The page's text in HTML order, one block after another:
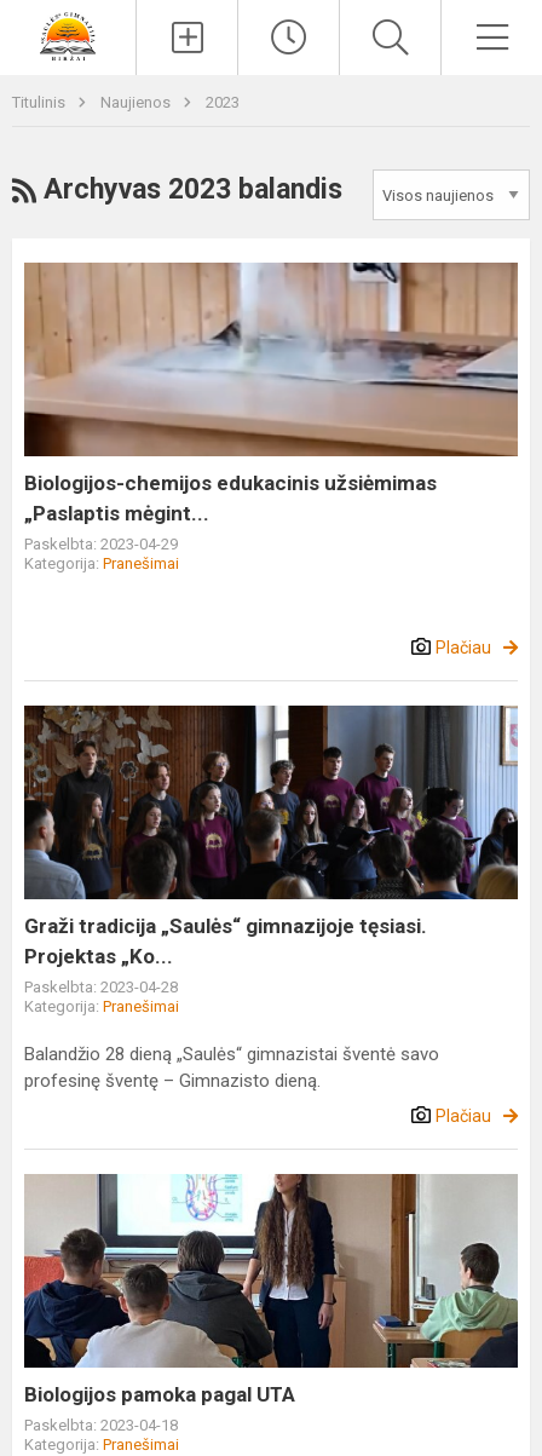
Titulinis Naujienos 2023
RSS
Archyvas 2023 balandis
chemijos
edukacinis
užsiėmimas
mėgint...
Biologijos-chemijos edukacinis užsiėmimas
„Paslaptis mėgint...
Paskelbta: 2023-04-29
Kategorija: Pranešimai
Plačiau
Graži
tradicija
„Saulės“
gimnazijoje
tęsiasi.
Projektas
„Ko...
Graži tradicija „Saulės“ gimnazijoje tęsiasi.
Projektas „Ko...
Paskelbta: 2023-04-28
Kategorija: Pranešimai
Balandžio 28 dieną „Saulės“ gimnazistai šventė savo
profesinę šventę – Gimnazisto dieną.
Plačiau
pagal
UTA
Biologijos pamoka pagal UTA
Paskelbta: 2023-04-18
Kategorija: Pranešimai